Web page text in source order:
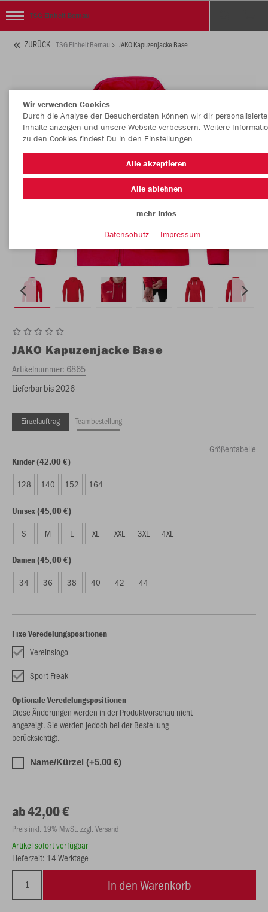
TSG Einheit Bernau
ZURÜCK TSG Einheit Bernau JAKO Kapuzenjacke Base
JAKO Kapuzenjacke Base
Artikelnummer: 6865
Lieferbar bis 2026
Einzelauftrag Teambestellung
Größentabelle
Kinder (42,00 €)
128 140 152 164
Unisex (45,00 €)
S M L XL XXL 3XL 4XL
Damen (45,00 €)
34 36 38 40 42 44
Fixe Veredelungspositionen
Vereinslogo
Sport Freak
Optionale Veredelungspositionen
Diese Änderungen werden in der Produktvorschau nicht
angezeigt. Sie werden jedoch bei der Bestellung
berücksichtigt.
Name/Kürzel (+5,00 €)
ab 42,00 €
Preis inkl. 19% MwSt. zzgl. Versand
Artikel sofort verfügbar
Lieferzeit: 14 Werktage
In den Warenkorb
Wir verwenden Cookies
Durch die Analyse der Besucherdaten können wir dir personalisierte
Inhalte anzeigen und unsere Website verbessern. Weitere
zu den Cookies findest Du in den Einstellungen.
Alle akzeptieren
Alle ablehnen
mehr Infos
Datenschutz
Impressum